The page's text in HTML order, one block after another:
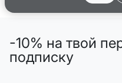
-10% на твой
подписку